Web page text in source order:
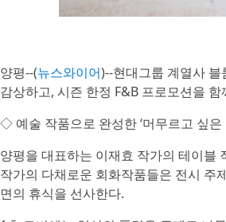
양평--(뉴스와이어)--현대그룹 계열사
감상하고, 시즌 한정 F&B 프로모션을
◇ 예술 작품으로 완성한 ‘머무르고 싶은
양평을 대표하는 이재효 작가의 테이블
작가의 다채로운 회화작품들은 전시 주
면의 휴식을 선사한다.